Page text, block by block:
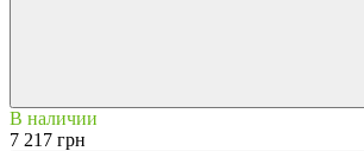
В наличии
7 217 грн